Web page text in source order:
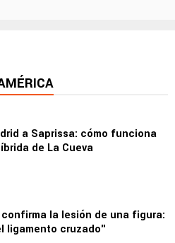
a Saprissa: cómo funciona
de La Cueva
la lesión de una figura:
ligamento cruzado"